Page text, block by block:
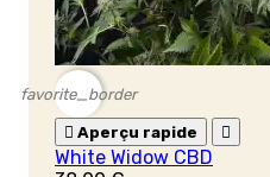
favorite_border
 Aperçu rapide 
White Widow CBD